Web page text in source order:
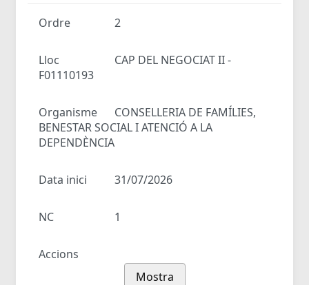
Ordre 2
Lloc
CAP DEL NEGOCIAT II -
F01110193
Organisme
CONSELLERIA DE FAMÍLIES,
BENESTAR SOCIAL I ATENCIÓ A LA
DEPENDÈNCIA
Data inici 31/07/2026
NC 1
Accions
Mostra